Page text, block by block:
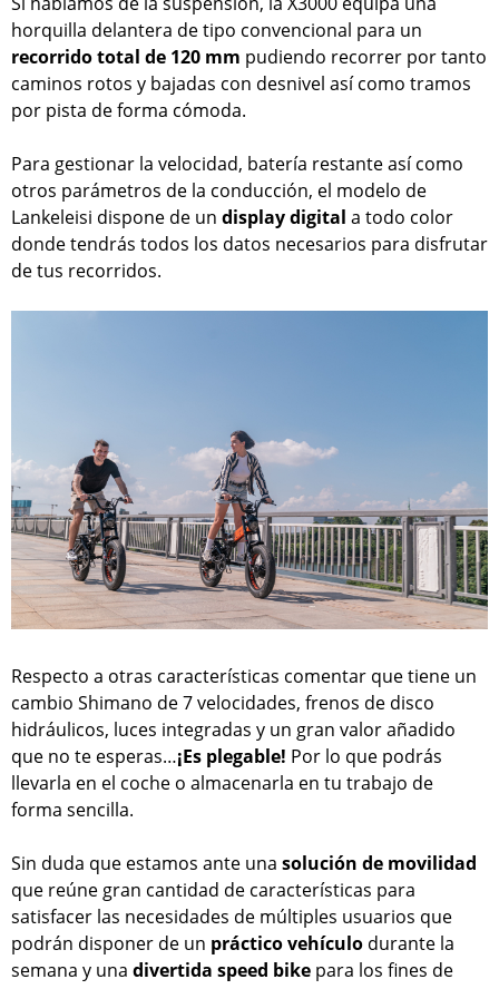
horquilla delantera de tipo convencional para un
recorrido total de 120 mm pudiendo recorrer por tanto
caminos rotos y bajadas con desnivel así como tramos
por pista de forma cómoda.
Para gestionar la velocidad, batería restante así como
otros parámetros de la conducción, el modelo de
Lankeleisi dispone de un display digital a todo color
donde tendrás todos los datos necesarios para disfrutar
de tus recorridos.
Respecto a otras características comentar que tiene un
cambio Shimano de 7 velocidades, frenos de disco
hidráulicos, luces integradas y un gran valor añadido
que no te esperas…¡Es plegable! Por lo que podrás
llevarla en el coche o almacenarla en tu trabajo de
forma sencilla.
Sin duda que estamos ante una solución de movilidad
que reúne gran cantidad de características para
satisfacer las necesidades de múltiples usuarios que
podrán disponer de un práctico vehículo durante la
semana y una divertida speed bike para los fines de